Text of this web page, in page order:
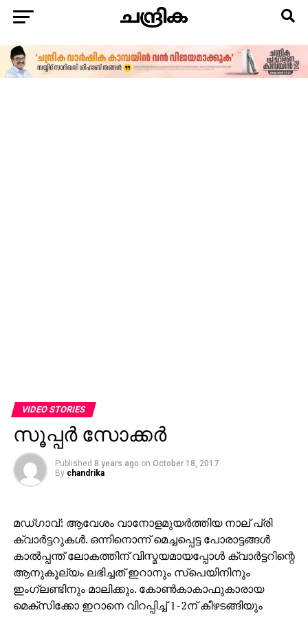
VIDEO STORIES
സൂപ്പര്‍ സോക്കര്‍
Published 8 years ago on October 18, 2017
By chandrika
മഡ്ഗാവ്: ആവേശം വാനോളമുയര്‍ത്തിയ നാല് പ്രി
ക്വാര്‍ട്ടറുകള്‍. ഒന്നിനൊന്ന് മെച്ചപ്പെട്ട പോരാട്ടങ്ങള്‍
കാല്‍പ്പന്ത് ലോകത്തിന് വിസ്മയമായപ്പോള്‍ ക്വാര്‍ട്ടറിന്റെ
ആനുകൂല്യം ലഭിച്ചത് ഇറാനും സ്‌പെയിനിനും
ഇംഗ്ലണ്ടിനും മാലിക്കും. കോണ്‍കാകാഫുകാരായ
മെക്‌സിക്കോ ഇറാനെ വിറപ്പിച്ച് 1-2ന് കീഴടങ്ങിയും